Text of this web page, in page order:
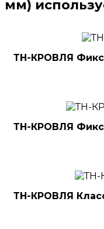
мм)
ТН-КРОВЛЯ Фикс
ТН-КРОВЛЯ
ТН-КРОВЛЯ